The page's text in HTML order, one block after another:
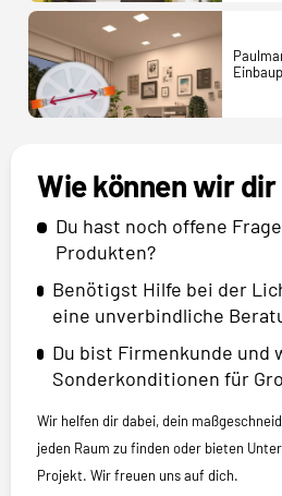
Wie können wir
Du hast noch offene
Produkten?
Benötigst Hilfe bei der
eine unverbindliche
Du bist Firmenkunde und
Sonderkonditionen für
Wir helfen dir dabei, dein
jeden Raum zu finden oder bieten
Projekt. Wir freuen uns auf dich.